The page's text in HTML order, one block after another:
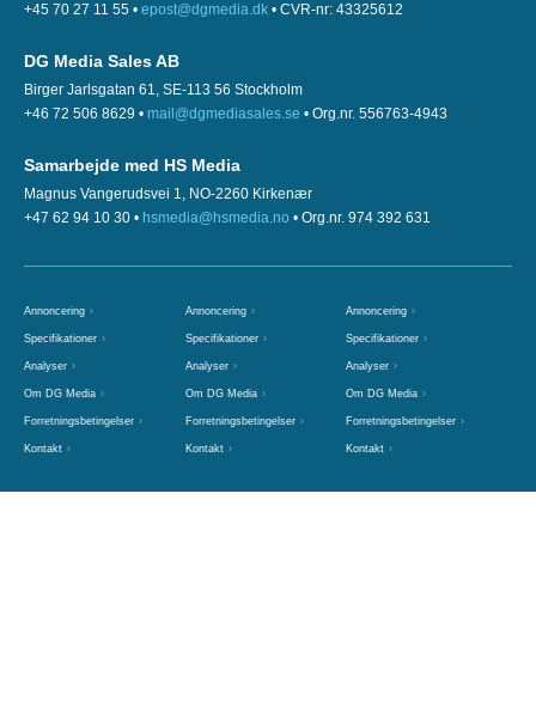
+45 70 27 11 55 • epost@dgmedia.dk • CVR-nr: 43325612
DG Media Sales AB
Birger Jarlsgatan 61, SE-113 56 Stockholm
+46 72 506 8629 • mail@dgmediasales.se • Org.nr. 556763-4943
Samarbejde med HS Media
Magnus Vangerudsvei 1, NO-2260 Kirkenær
+47 62 94 10 30 • hsmedia@hsmedia.no • Org.nr. 974 392 631
Annoncering
Specifikationer
Analyser
Om DG Media
Forretningsbetingelser
Kontakt
Annoncering
Specifikationer
Analyser
Om DG Media
Forretningsbetingelser
Kontakt
Annoncering
Specifikationer
Analyser
Om DG Media
Forretningsbetingelser
Kontakt